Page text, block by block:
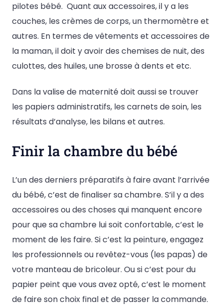
pilotes bébé. Quant aux accessoires, il y a les
couches, les crèmes de corps, un thermomètre et
autres. En termes de vêtements et accessoires de
la maman, il doit y avoir des chemises de nuit, des
culottes, des huiles, une brosse à dents et etc.
Dans la valise de maternité doit aussi se trouver
les papiers administratifs, les carnets de soin, les
résultats d’analyse, les bilans et autres.
Finir la chambre du bébé
L’un des derniers préparatifs à faire avant l’arrivée
du bébé, c’est de finaliser sa chambre. S’il y a des
accessoires ou des choses qui manquent encore
pour que sa chambre lui soit confortable, c’est le
moment de les faire. Si c’est la peinture, engagez
les professionnels ou revêtez-vous (les papas) de
votre manteau de bricoleur. Ou si c’est pour du
papier peint que vous avez opté, c’est le moment
de faire son choix final et de passer la commande.